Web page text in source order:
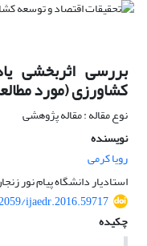
بررسی اثربخشی
کشاورزی (مورد
نوع مقاله : مقاله پژوهشی
نویسنده
رویا کرمی
استادیار دانشگاه پیام نور
ijaedr.2016.59717
چکیده